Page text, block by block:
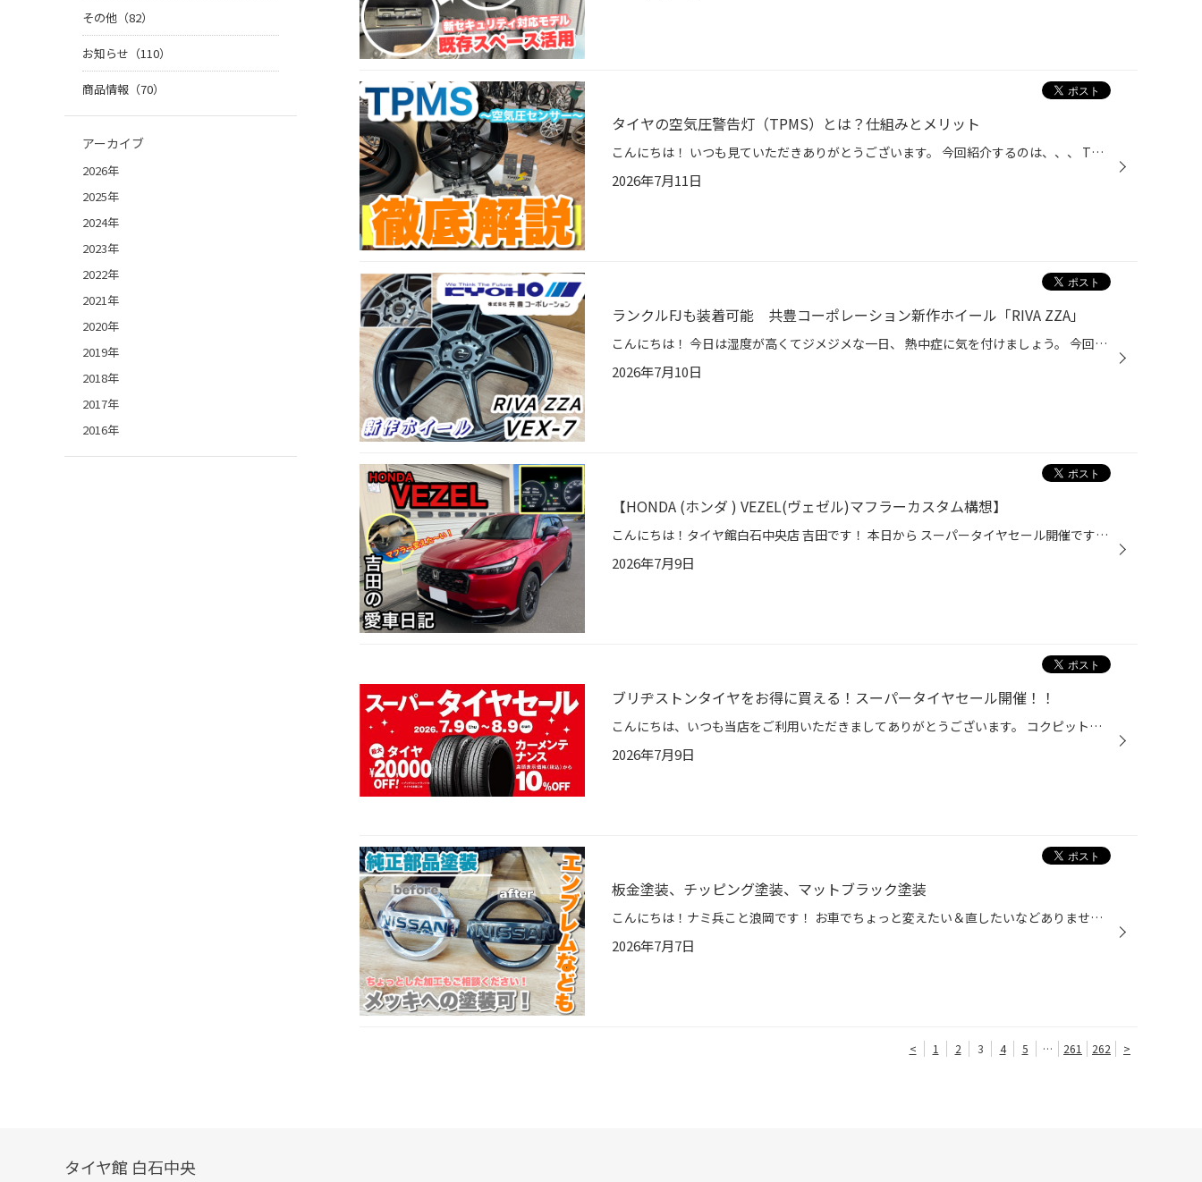
タイヤの空気圧警告灯（TPMS）とは？仕組みとメリット
こんにちは！ いつも見ていただきありがとうございます。 今回紹介するのは、、、 TPMS （タイヤ空気圧監視システム）です まずTPMSって何？ 「タイヤの空気圧が減っていることを、 車の中にいるだけで確認できちゃう機械」です 今までなら、タイヤを見て 「そろそろ減ってるかな、、」 「一応見と...
2026年7月11日
ランクルFJも装着可能 共豊コーポレーション新作ホイール「RIVA ZZA」
こんにちは！ 今日は湿度が高くてジメジメな一日、 熱中症に気を付けましょう。 今回、共豊コーポレーション新作ホイールの ご紹介です！！ RIVA ZZA VEX-7/FBF-7 RIVA ZZAシリーズが復活しました！ シュッとしたカッコいいデザインが特徴のホイール。 ガンメタがお車を映えさせてくれること間違い...
2026年7月10日
【HONDA (ホンダ ) VEZEL(ヴェゼル)マフラーカスタム構想】
こんにちは！タイヤ館白石中央店 吉田です！ 本日から スーパータイヤセール開催です！ タイヤをお得に買える期間になっています！ 本日から８月９日（日）までです！ お待ちしております！ 詳しくはこちら！ さて話は変わりますが・・・ 久しぶりの吉田の愛車日記です お付き合いください。。。笑 ...
2026年7月9日
ブリヂストンタイヤをお得に買える！スーパータイヤセール開催！！
こんにちは、いつも当店をご利用いただきましてありがとうございます。 コクピット・タイヤ館では、ブリヂストンタイヤをお得に買える！ スーパータイヤセールを7月9日(木)から8月9日(日)まで開催いたします！ ブリヂストンのタイヤを4本ご購入で最大20,000円引き！ タイヤをお得にご購入頂けるチャ...
2026年7月9日
板金塗装、チッピング塗装、マットブラック塗装
こんにちは！ナミ兵こと浪岡です！ お車でちょっと変えたい＆直したいなどありませんか？ 当店では板金のお見積もり＆作業も行っております！ もちろん元通りに直す作業に加え、 メッキを塗装したり、部分加工したり ちょっとしたご要望にもご対応しておりますので 一部ご紹介いたします！ メッキへ...
2026年7月7日
< 1 2 3 4 5 … 261 262 >
その他（82）
お知らせ（110）
商品情報（70）
アーカイブ
2026年
2025年
2024年
2023年
2022年
2021年
2020年
2019年
2018年
2017年
2016年
タイヤ館 白石中央